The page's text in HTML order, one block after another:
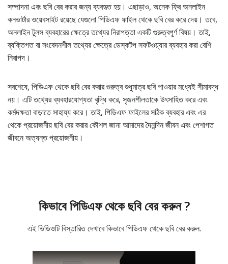
সম্পাদনা এবং ছবি বের করার জন্য ব্যবহৃত হয়। এছাড়াও, অনেক ফ্রি অনলাইন
কনভার্টার ওয়েবসাইট রয়েছে যেগুলো পিডিএফ ফাইল থেকে ছবি বের করে দেয়। তবে,
অনলাইন টুলস ব্যবহারের ক্ষেত্রে তথ্যের নিরাপত্তা একটি গুরুত্বপূর্ণ বিষয়। তাই,
ব্যক্তিগত বা সংবেদনশীল তথ্যের ক্ষেত্রে ডেস্কটপ সফটওয়্যার ব্যবহার করা বেশি
নিরাপদ।
সবশেষে, পিডিএফ থেকে ছবি বের করার গুরুত্ব শুধুমাত্র ছবি পাওয়ার মধ্যেই সীমাবদ্ধ
নয়। এটি তথ্যের ব্যবহারযোগ্যতা বৃদ্ধি করে, সৃজনশীলতাকে উৎসাহিত করে এবং
কর্মদক্ষতা বাড়াতে সাহায্য করে। তাই, পিডিএফ ফাইলের সঠিক ব্যবহার এবং এর
থেকে প্রয়োজনীয় ছবি বের করার কৌশল জানা আমাদের দৈনন্দিন জীবন এবং পেশাগত
জীবনে অত্যন্ত প্রয়োজনীয়।
কিভাবে পিডিএফ থেকে ছবি বের করুন ?
এই ভিডিওটি বিস্তারিত দেখাবে কিভাবে পিডিএফ থেকে ছবি বের করুন.